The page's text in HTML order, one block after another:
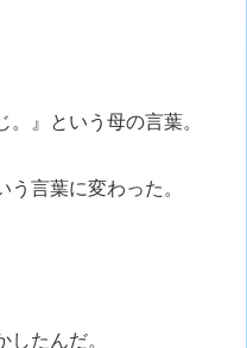
。』という母の言葉。
う言葉に変わった。
したんだ。